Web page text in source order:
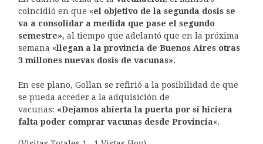
coincidió en que «el objetivo de la segunda dosis se
va a consolidar a medida que pase el segundo
semestre», al tiempo que adelantó que en la próxima
semana «llegan a la provincia de Buenos Aires otras
3 millones nuevas dosis de vacunas».
En ese plano, Gollan se refirió a la posibilidad de que
se pueda acceder a la adquisición de
vacunas: «Dejamos abierta la puerta por si hiciera
falta poder comprar vacunas desde Provincia«.